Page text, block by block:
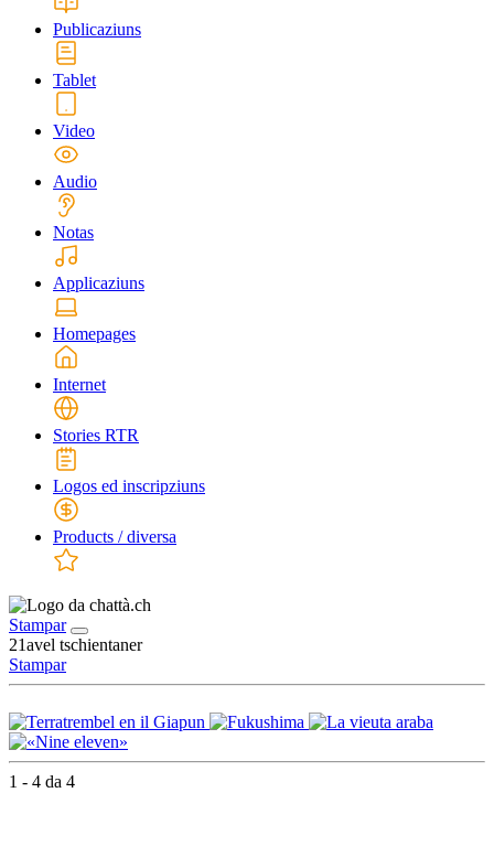
Publicaziuns
Tablet
Video
Audio
Notas
Applicaziuns
Homepages
Internet
Stories RTR
Logos ed inscripziuns
Products / diversa
Stampar
21avel tschientaner
Stampar
1 - 4 da 4